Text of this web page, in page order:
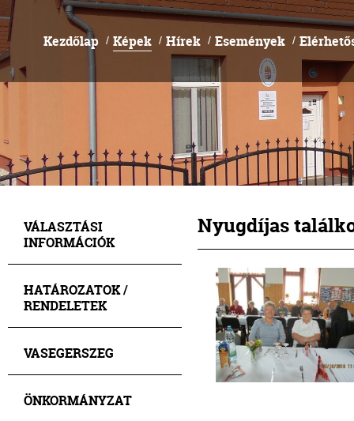
Kezdőlap / Képek / Hírek / Események /
VÁLASZTÁSI
INFORMÁCIÓK
HATÁROZATOK /
RENDELETEK
VASEGERSZEG
ÖNKORMÁNYZAT
Nyugdíjas